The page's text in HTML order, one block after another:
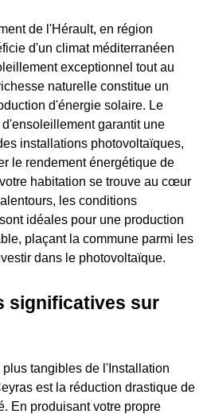
de l'Hérault, en région
d'un climat méditerranéen
exceptionnel tout au
naturelle constitue un
d'énergie solaire. Le
garantit une
installations photovoltaïques,
le rendement énergétique de
habitation se trouve au cœur
les conditions
idéales pour une production
plaçant la commune parmi les
dans le photovoltaïque.
significatives sur
tangibles de l'Installation
est la réduction drastique de
En produisant votre propre